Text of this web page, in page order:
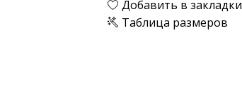
Добавить в закладки
Таблица размеров